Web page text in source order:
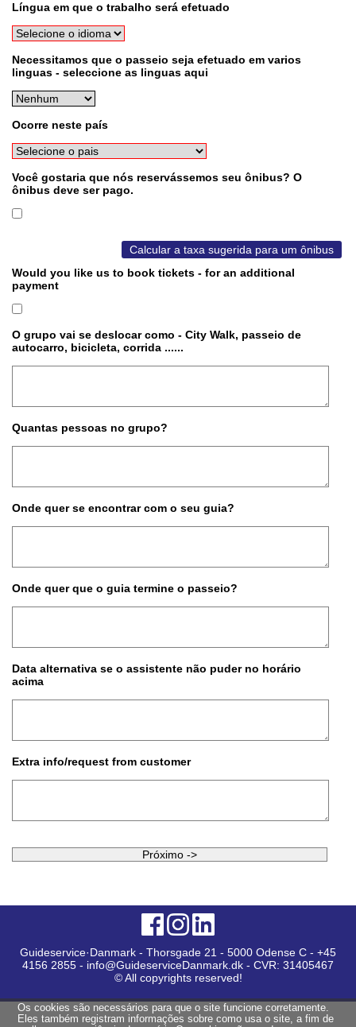
Língua em que o trabalho será efetuado
Necessitamos que o passeio seja efetuado em varios
linguas - seleccione as linguas aqui
Ocorre neste país
Você gostaria que nós reservássemos seu ônibus? O
ônibus deve ser pago.
Calcular a taxa sugerida para um ônibus
Would you like us to book tickets - for an additional
payment
O grupo vai se deslocar como - City Walk, passeio de
autocarro, bicicleta, corrida ......
Quantas pessoas no grupo?
Onde quer se encontrar com o seu guia?
Onde quer que o guia termine o passeio?
Data alternativa se o assistente não puder no horário
acima
Extra info/request from customer
Guideservice·Danmark - Thorsgade 21 - 5000 Odense C - +45
4156 2855 - info@GuideserviceDanmark.dk - CVR: 31405467
© All copyrights reserved!
Os cookies são necessários para que o site funcione corretamente.
Eles também registram informações sobre como usa o site, a fim de